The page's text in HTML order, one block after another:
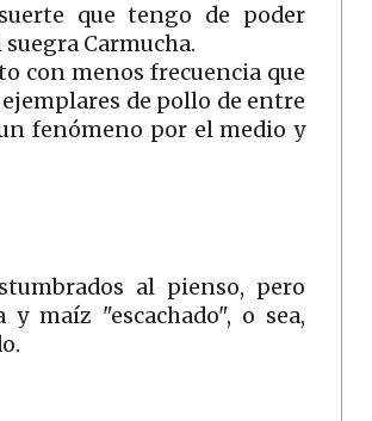
que tengo de poder
Carmucha.
con menos frecuencia que
de pollo de entre
fenómeno por el medio y
al pienso, pero
maíz "escachado", o sea,